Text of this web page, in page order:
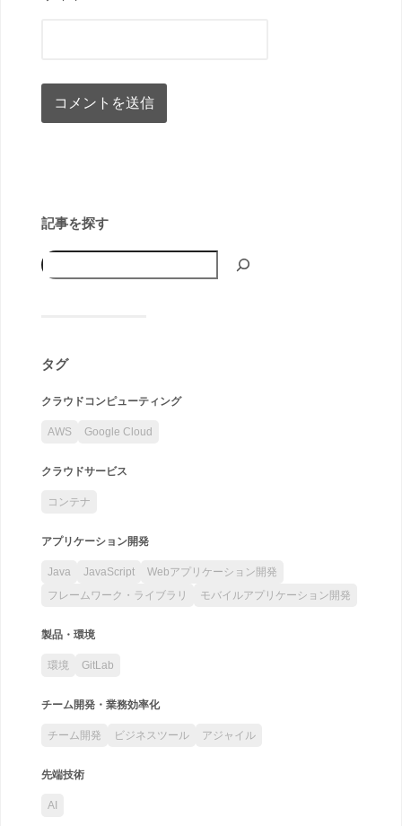
記事を探す
タグ
クラウドコンピューティング
AWS Google Cloud
クラウドサービス
コンテナ
アプリケーション開発
Java JavaScript
Webアプリケーション開発
フレームワーク・ライブラリ
モバイルアプリケーション開発
製品・環境
環境 GitLab
チーム開発・業務効率化
チーム開発 ビジネスツール アジャイル
先端技術
AI